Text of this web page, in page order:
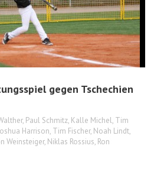
gegen Tschechien
, Paul Schmitz, Kalle Michel, Tim
Harrison, Tim Fischer, Noah Lindt,
Weinsteiger, Niklas Rossius, Ron